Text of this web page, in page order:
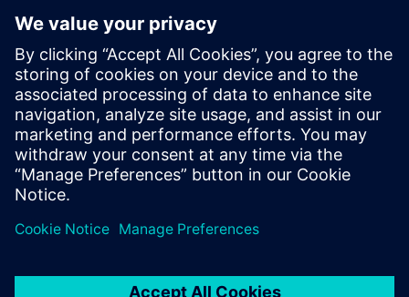
Personalised Quotation
If you require a standard list price quotation for this training, for
example for your purchasing department, then please click the
link below. You first need to provide some personal details and
after this a quotation will be emailed to you.
Provide Quotation